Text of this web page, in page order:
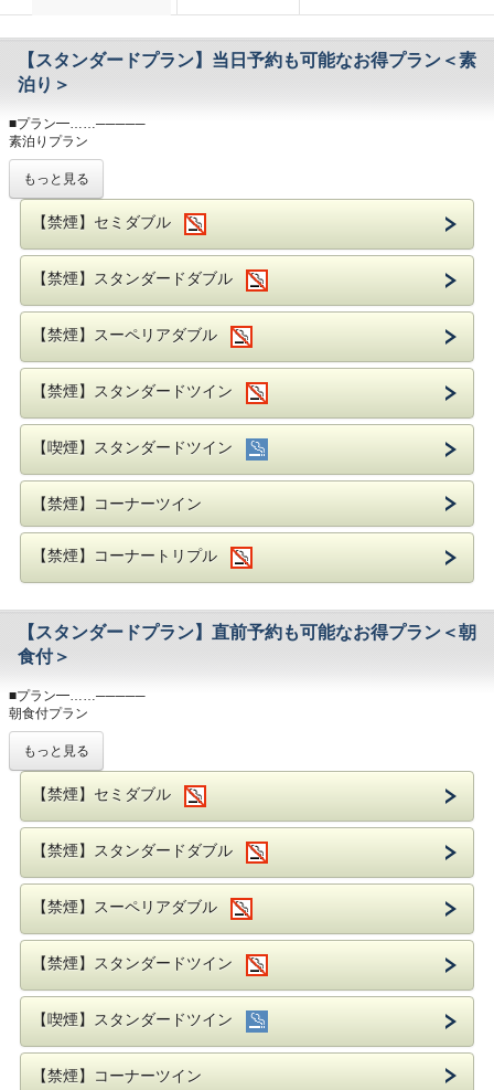
【スタンダードプラン】当日予約も可能なお得プラン＜素
泊り＞
■プラン━……─────
素泊りプラン
・チェックイン 15：00～／チェックアウト ～11:00
■アクセス━……─────
福岡市営地下鉄「天神」駅まで
福岡空港からは、5駅約11分。JR博多駅からは、3駅約5分
地下鉄天神駅「2番出口」より徒歩約1分。
※車いす、ベビーカー等ご利用の方は手前の5番出口(エレベーター)をご利用く
ださい。
西鉄電車の「福岡・天神駅」まで徒歩約5分で、太宰府・柳川・大牟田への観光
にも好アクセス
国際会議場、マリンメッセ、福岡サンパレスへバスで約10分（最寄バス停まで
徒歩約5分）
■その他━……─────
・全客室Wi-Fi接続無料
・ミネラルウォーターお1人様1本サービス
・コンビニエンスストア徒歩1分
・加湿機能付空気清浄機完備
もっと見る
【禁煙】セミダブル
【禁煙】スタンダードダブル
【禁煙】スーペリアダブル
【禁煙】スタンダードツイン
【喫煙】スタンダードツイン
【禁煙】コーナーツイン
【禁煙】コーナートリプル
【スタンダードプラン】直前予約も可能なお得プラン＜朝
食付＞
■プラン━……─────
朝食付プラン
・チェックイン 15：00～／チェックアウト ～11:00
■朝食━……─────
地元九州、国産の食材を使用したブッフェをお楽しみいただけます。
シェフがその場でつくるオムレツやホテルメイドのブレッドなど、存分にお召し
内容：和洋朝食ブッフェ
会場：1階オールデイダイニング グランカフェ
時間：7：00～10：00（O.S 9：45）
※添寝のお子様(4～6歳未就学児)は、朝食代1000円を現地にてお支払いくださ
■アクセス━……─────
福岡空港からは、5駅約11分。JR博多駅からは、3駅約5分
地下鉄天神駅「2番出口」より徒歩約1分。
※車いす、ベビーカー等ご利用の方は手前の5番出口(エレベーター)をご利用く
ださい。
もっと見る
【禁煙】セミダブル
【禁煙】スタンダードダブル
【禁煙】スーペリアダブル
【禁煙】スタンダードツイン
【喫煙】スタンダードツイン
【禁煙】コーナーツイン